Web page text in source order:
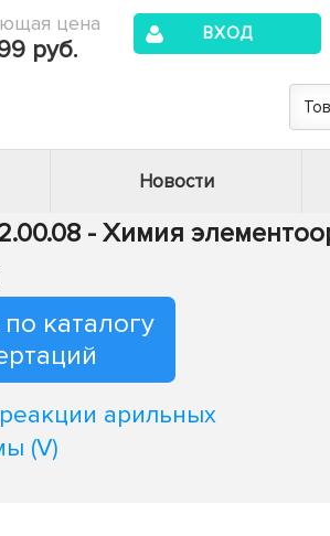
цена
руб.
ВХОД
Новости
- Химия
каталогу
арильных
(V)